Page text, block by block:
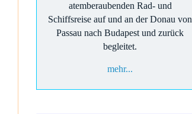
atemberaubenden Rad- und
Schiffsreise auf und an der Donau von
Passau nach Budapest und zurück
begleitet.
mehr...